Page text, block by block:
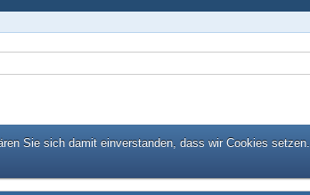
Sie sich damit einverstanden, dass wir Cookies setzen.